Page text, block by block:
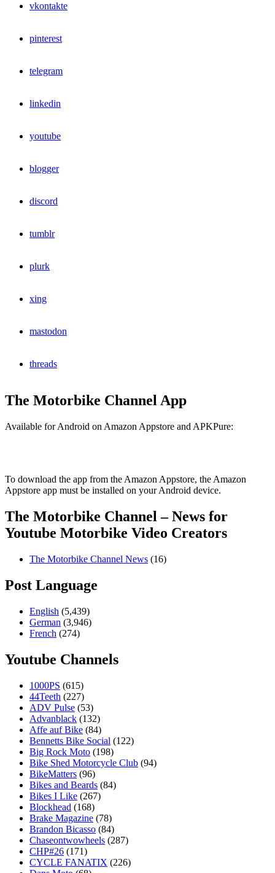
vkontakte
pinterest
telegram
linkedin
youtube
blogger
discord
tumblr
plurk
xing
mastodon
threads
The Motorbike Channel App
Available for Android on Amazon Appstore and APKPure:
To download the app from the Amazon Appstore, the Amazon
Appstore app must be installed on your Android device.
The Motorbike Channel – News for
Youtube Motorbike Video Creators
The Motorbike Channel News (16)
Post Language
English (5,439)
German (3,946)
French (274)
Youtube Channels
1000PS (615)
44Teeth (227)
ADV Pulse (53)
Advanblack (132)
Affe auf Bike (84)
Bennetts Bike Social (122)
Big Rock Moto (198)
Bike Shed Motorcycle Club (94)
BikeMatters (96)
Bikes and Beards (84)
Bikes I Like (267)
Blockhead (168)
Brake Magazine (78)
Brandon Bicasso (84)
Chaseontwowheels (287)
CHP#26 (171)
CYCLE FANATIX (226)